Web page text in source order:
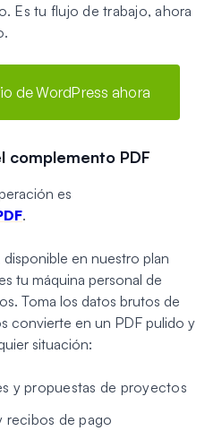
Es tu flujo de trabajo, ahora
de WordPress ahora
complemento PDF
es
.
en nuestro plan
tu máquina personal de
Toma los datos brutos de
convierte en un PDF pulido y
situación:
y propuestas de proyectos
recibos de pago